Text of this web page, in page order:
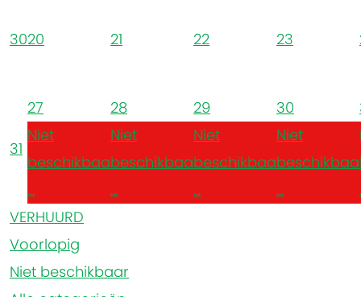
3020 21 22 23
31
27
Niet
beschikbaa
...
28
Niet
beschikbaa
...
29
Niet
beschikbaa
...
30
Niet
beschikbaa
...
VERHUURD
Voorlopig
Niet beschikbaar